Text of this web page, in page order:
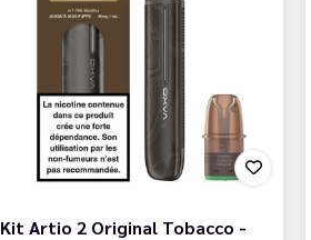
Kit Artio 2 Original Tobacco -